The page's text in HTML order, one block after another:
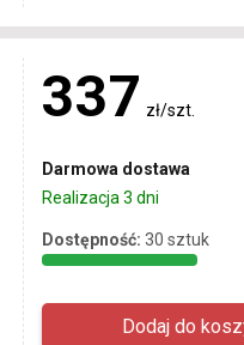
337 zł/szt.
Darmowa dostawa
Realizacja 3 dni
Dostępność: 30 sztuk